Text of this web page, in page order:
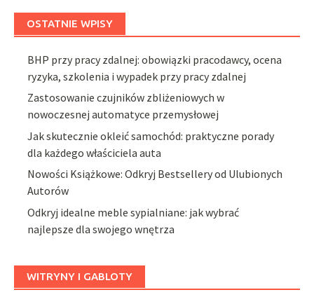
OSTATNIE WPISY
BHP przy pracy zdalnej: obowiązki pracodawcy, ocena
ryzyka, szkolenia i wypadek przy pracy zdalnej
Zastosowanie czujników zbliżeniowych w
nowoczesnej automatyce przemysłowej
Jak skutecznie okleić samochód: praktyczne porady
dla każdego właściciela auta
Nowości Książkowe: Odkryj Bestsellery od Ulubionych
Autorów
Odkryj idealne meble sypialniane: jak wybrać
najlepsze dla swojego wnętrza
WITRYNY I GABLOTY